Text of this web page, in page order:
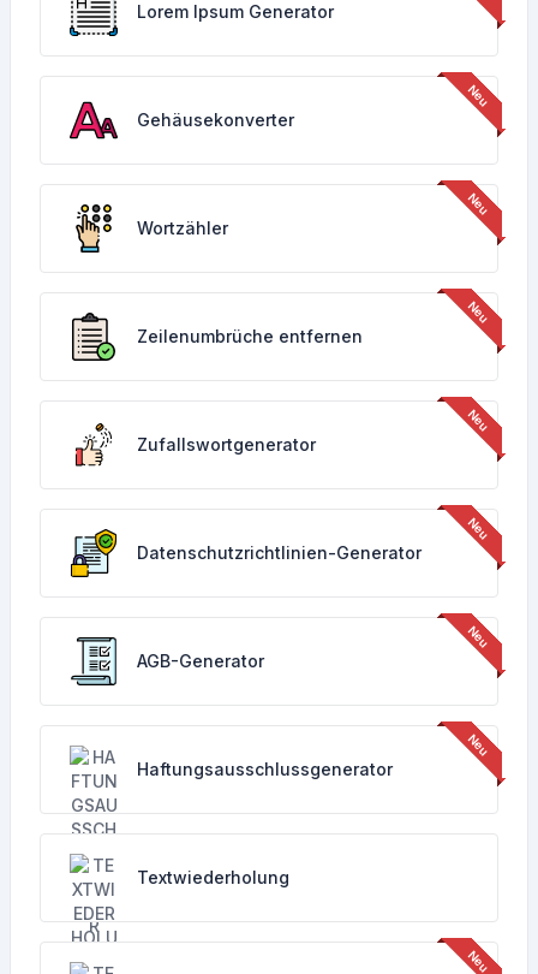
Lorem Ipsum Generator
Gehäusekonverter
Wortzähler
Zeilenumbrüche entfernen
Zufallswortgenerator
Datenschutzrichtlinien-Generator
AGB-Generator
Haftungsausschlussgenerator
Textwiederholung